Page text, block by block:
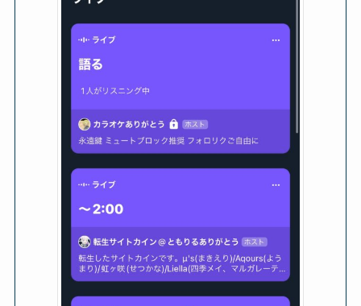
(キャプション)を表示する
やり方！スマホOK
生しました…」の原因と対